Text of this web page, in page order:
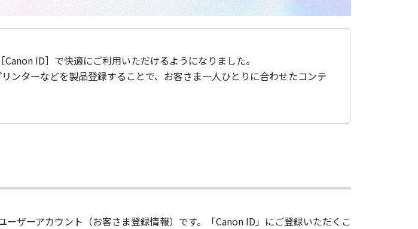
ID］で快適にご利用いただけるようになりました。
ンターなどを製品登録することで、お客さま一人ひとりに合わせたコンテ
ザーアカウント（お客さま登録情報）です。「Canon ID」にご登録いただくこ